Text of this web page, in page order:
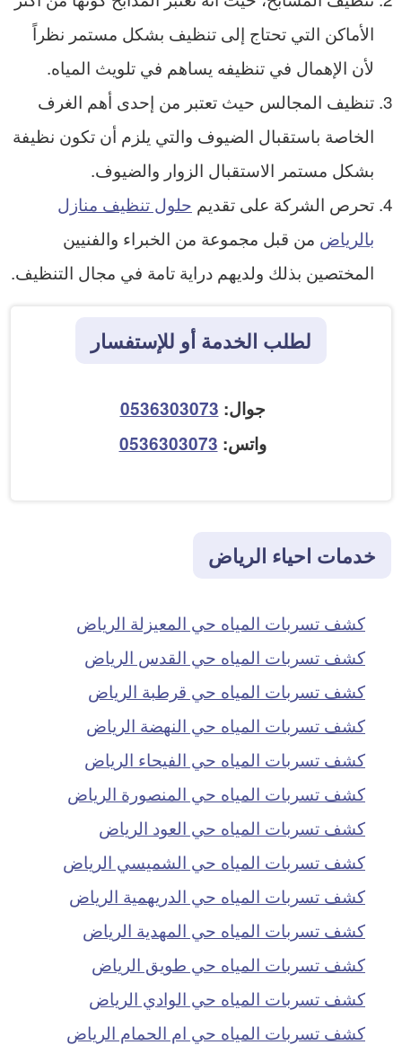
الأماكن التي تحتاج إلى تنظيف بشكل مستمر نظراً
لأن الإهمال في تنظيفه يساهم في تلويث المياه.
تنظيف المجالس حيث تعتبر من إحدى أهم الغرف
الخاصة باستقبال الضيوف والتي يلزم أن تكون نظيفة
بشكل مستمر الاستقبال الزوار والضيوف.
تحرص الشركة على تقديم حلول تنظيف منازل
بالرياض من قبل مجموعة من الخبراء والفنيين
المختصين بذلك ولديهم دراية تامة في مجال التنظيف.
لطلب الخدمة أو للإستفسار
جوال: 0536303073
واتس: 0536303073
خدمات احياء الرياض
كشف تسربات المياه حي المعيزلة الرياض
كشف تسربات المياه حي القدس الرياض
كشف تسربات المياه حي قرطبة الرياض
كشف تسربات المياه حي النهضة الرياض
كشف تسربات المياه حي الفيحاء الرياض
كشف تسربات المياه حي المنصورة الرياض
كشف تسربات المياه حي العود الرياض
كشف تسربات المياه حي الشميسي الرياض
كشف تسربات المياه حي الدريهمية الرياض
كشف تسربات المياه حي المهدية الرياض
كشف تسربات المياه حي طويق الرياض
كشف تسربات المياه حي الوادي الرياض
كشف تسربات المياه حي ام الحمام الرياض